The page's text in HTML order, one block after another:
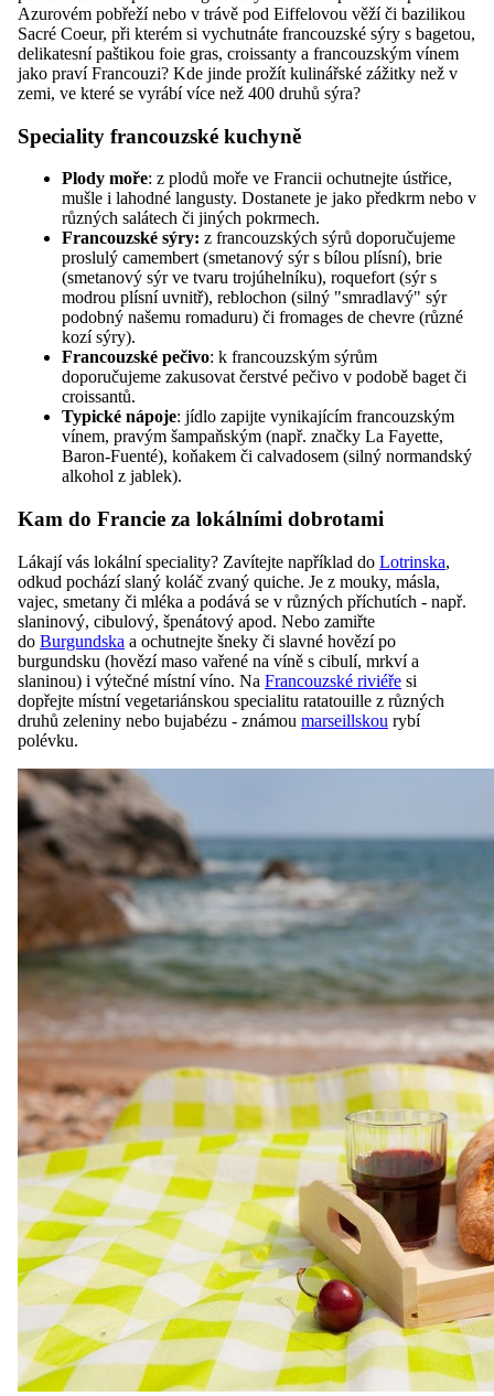
Azurovém pobřeží nebo v trávě pod Eiffelovou věží či bazilikou
Sacré Coeur, při kterém si vychutnáte francouzské sýry s bagetou,
delikatesní paštikou foie gras, croissanty a francouzským vínem
jako praví Francouzi? Kde jinde prožít kulinářské zážitky než v
zemi, ve které se vyrábí více než 400 druhů sýra?
Speciality francouzské kuchyně
Plody moře: z plodů moře ve Francii ochutnejte ústřice,
mušle i lahodné langusty. Dostanete je jako předkrm nebo v
různých salátech či jiných pokrmech.
Francouzské sýry: z francouzských sýrů doporučujeme
proslulý camembert (smetanový sýr s bílou plísní), brie
(smetanový sýr ve tvaru trojúhelníku), roquefort (sýr s
modrou plísní uvnitř), reblochon (silný "smradlavý" sýr
podobný našemu romaduru) či fromages de chevre (různé
kozí sýry).
Francouzské pečivo: k francouzským sýrům
doporučujeme zakusovat čerstvé pečivo v podobě baget či
croissantů.
Typické nápoje: jídlo zapijte vynikajícím francouzským
vínem, pravým šampaňským (např. značky La Fayette,
Baron-Fuenté), koňakem či calvadosem (silný normandský
alkohol z jablek).
Kam do Francie za lokálními dobrotami
Lákají vás lokální speciality? Zavítejte například do Lotrinska,
odkud pochází slaný koláč zvaný quiche. Je z mouky, másla,
vajec, smetany či mléka a podává se v různých příchutích - např.
slaninový, cibulový, špenátový apod. Nebo zamiřte
do Burgundska a ochutnejte šneky či slavné hovězí po
burgundsku (hovězí maso vařené na víně s cibulí, mrkví a
slaninou) i výtečné místní víno. Na Francouzské riviéře si
dopřejte místní vegetariánskou specialitu ratatouille z různých
druhů zeleniny nebo bujabézu - známou marseillskou rybí
polévku.